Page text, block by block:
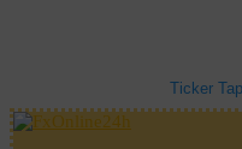
Ticker